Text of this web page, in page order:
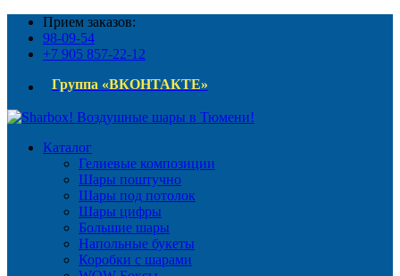
Прием заказов:
98-09-54
+7 905 857-22-12
Группа «ВКОНТАКТЕ»
Каталог
Гелиевые композиции
Шары поштучно
Шары под потолок
Шары цифры
Большие шары
Напольные букеты
Коробки с шарами